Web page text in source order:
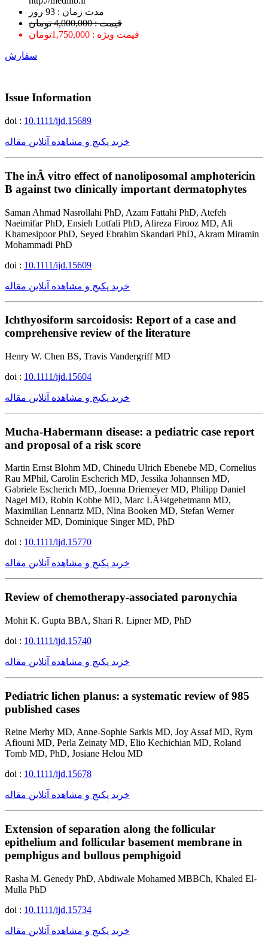
ﻣﺪﺕ ﺯﻣﺎﻥ : 93 ﺭﻭﺯ
قیمت : 4,000,000 تومان
قیمت ویژه : 1,750,000تومان
سفارش
Issue Information
doi : 10.1111/ijd.15689
خرید پکیج و مشاهده آنلاین مقاله
The inÂ vitro effect of nanoliposomal amphotericin
B against two clinically important dermatophytes
Saman Ahmad Nasrollahi PhD, Azam Fattahi PhD, Atefeh
Naeimifar PhD, Ensieh Lotfali PhD, Alireza Firooz MD, Ali
Khamesipoor PhD, Seyed Ebrahim Skandari PhD, Akram Miramin
Mohammadi PhD
doi : 10.1111/ijd.15609
خرید پکیج و مشاهده آنلاین مقاله
Ichthyosiform sarcoidosis: Report of a case and
comprehensive review of the literature
Henry W. Chen BS, Travis Vandergriff MD
doi : 10.1111/ijd.15604
خرید پکیج و مشاهده آنلاین مقاله
Mucha-Habermann disease: a pediatric case report
and proposal of a risk score
Martin Ernst Blohm MD, Chinedu Ulrich Ebenebe MD, Cornelius
Rau MPhil, Carolin Escherich MD, Jessika Johannsen MD,
Gabriele Escherich MD, Joenna Driemeyer MD, Philipp Daniel
Nagel MD, Robin Kobbe MD, Marc LÃ¼tgehetmann MD,
Maximilian Lennartz MD, Nina Booken MD, Stefan Werner
Schneider MD, Dominique Singer MD, PhD
doi : 10.1111/ijd.15770
خرید پکیج و مشاهده آنلاین مقاله
Review of chemotherapy-associated paronychia
Mohit K. Gupta BBA, Shari R. Lipner MD, PhD
doi : 10.1111/ijd.15740
خرید پکیج و مشاهده آنلاین مقاله
Pediatric lichen planus: a systematic review of 985
published cases
Reine Merhy MD, Anne-Sophie Sarkis MD, Joy Assaf MD, Rym
Afiouni MD, Perla Zeinaty MD, Elio Kechichian MD, Roland
Tomb MD, PhD, Josiane Helou MD
doi : 10.1111/ijd.15678
خرید پکیج و مشاهده آنلاین مقاله
Extension of separation along the follicular
epithelium and follicular basement membrane in
pemphigus and bullous pemphigoid
Rasha M. Genedy PhD, Abdiwale Mohamed MBBCh, Khaled El-
Mulla PhD
doi : 10.1111/ijd.15734
خرید پکیج و مشاهده آنلاین مقاله